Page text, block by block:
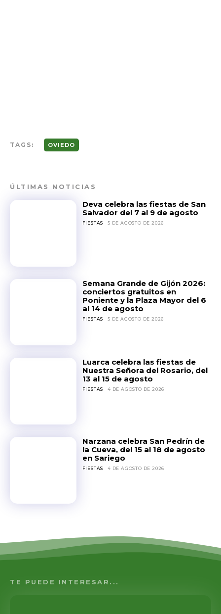
TAGS: OVIEDO
ÚLTIMAS NOTICIAS
Deva celebra las fiestas de San
Salvador del 7 al 9 de agosto
FIESTAS 5 DE AGOSTO DE 2026
Semana Grande de Gijón 2026:
conciertos gratuitos en
Poniente y la Plaza Mayor del 6
al 14 de agosto
FIESTAS 5 DE AGOSTO DE 2026
Luarca celebra las fiestas de
Nuestra Señora del Rosario, del
13 al 15 de agosto
FIESTAS 4 DE AGOSTO DE 2026
Narzana celebra San Pedrín de
la Cueva, del 15 al 18 de agosto
en Sariego
FIESTAS 4 DE AGOSTO DE 2026
TE PUEDE INTERESAR...